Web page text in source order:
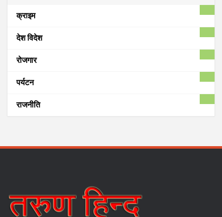
क्राइम
देश विदेश
रोजगार
पर्यटन
राजनीति